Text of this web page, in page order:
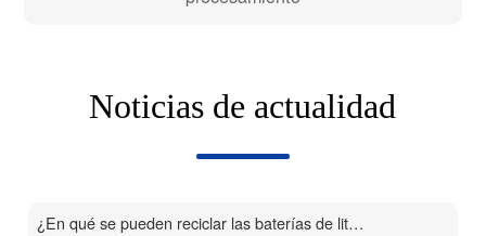
Noticias de actualidad
¿En qué se pueden reciclar las baterías de litio?